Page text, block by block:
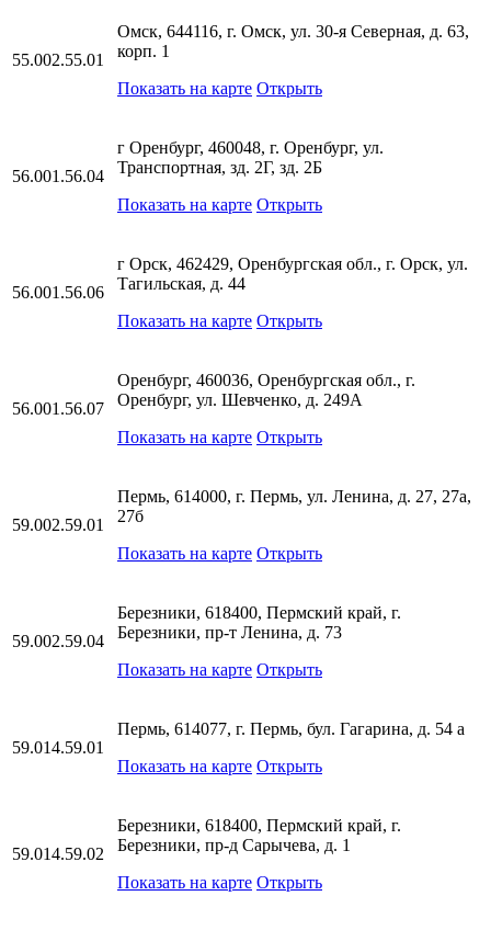
55.002.55.01
Омск, 644116, г. Омск, ул. 30-я Северная, д. 63,
корп. 1
Показать на карте Открыть
56.001.56.04
г Оренбург, 460048, г. Оренбург, ул.
Транспортная, зд. 2Г, зд. 2Б
Показать на карте Открыть
56.001.56.06
г Орск, 462429, Оренбургская обл., г. Орск, ул.
Тагильская, д. 44
Показать на карте Открыть
56.001.56.07
Оренбург, 460036, Оренбургская обл., г.
Оренбург, ул. Шевченко, д. 249А
Показать на карте Открыть
59.002.59.01
Пермь, 614000, г. Пермь, ул. Ленина, д. 27, 27а,
27б
Показать на карте Открыть
59.002.59.04
Березники, 618400, Пермский край, г.
Березники, пр-т Ленина, д. 73
Показать на карте Открыть
59.014.59.01
Пермь, 614077, г. Пермь, бул. Гагарина, д. 54 а
Показать на карте Открыть
59.014.59.02
Березники, 618400, Пермский край, г.
Березники, пр-д Сарычева, д. 1
Показать на карте Открыть